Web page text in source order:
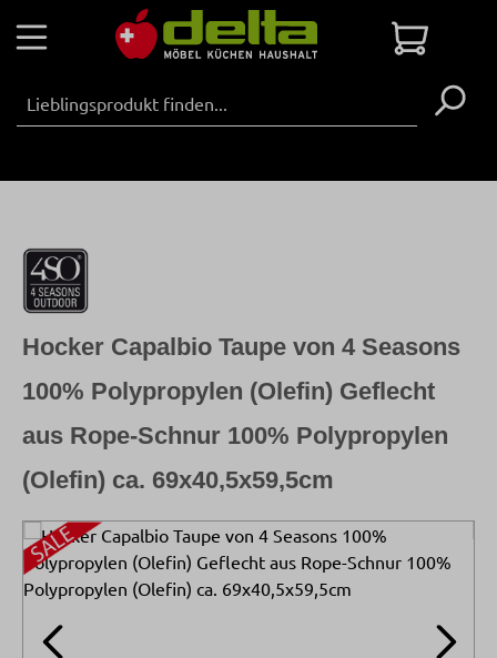
Zum Hauptinhalt springen
Bildergalerie überspringen
Hocker Capalbio Taupe von 4 Seasons
100% Polypropylen (Olefin) Geflecht
aus Rope-Schnur 100% Polypropylen
(Olefin) ca. 69x40,5x59,5cm